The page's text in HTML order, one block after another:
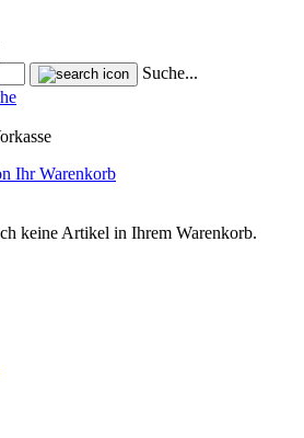
Suche...
Ihr Warenkorb
keine Artikel in Ihrem Warenkorb.